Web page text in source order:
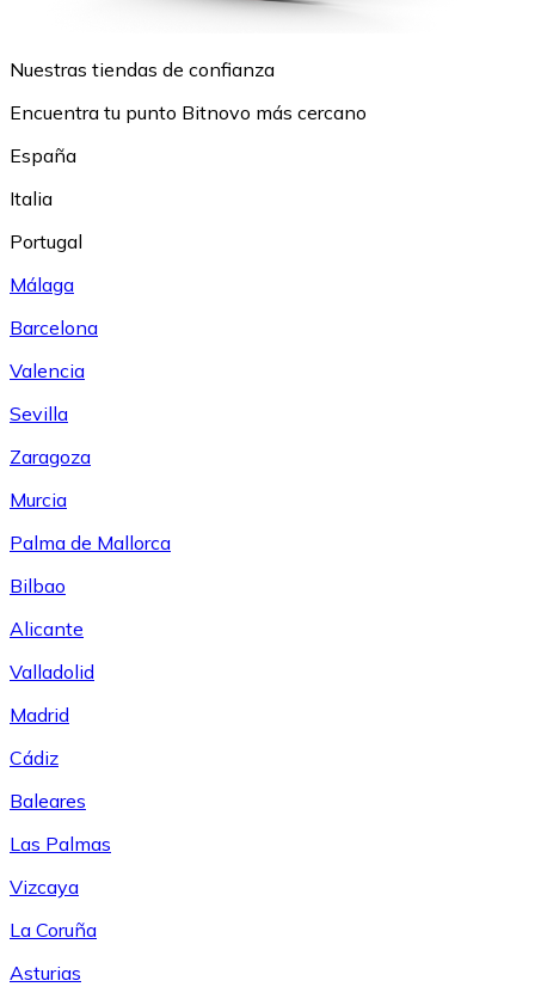
Nuestras tiendas de confianza
Encuentra tu punto Bitnovo más cercano
España
Italia
Portugal
Málaga
Barcelona
Valencia
Sevilla
Zaragoza
Murcia
Palma de Mallorca
Bilbao
Alicante
Valladolid
Madrid
Cádiz
Baleares
Las Palmas
Vizcaya
La Coruña
Asturias